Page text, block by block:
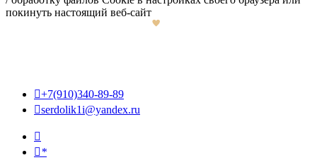
покинуть настоящий веб-сайт
+7(910)340-89-89
serdolik1i@yandex.ru

*